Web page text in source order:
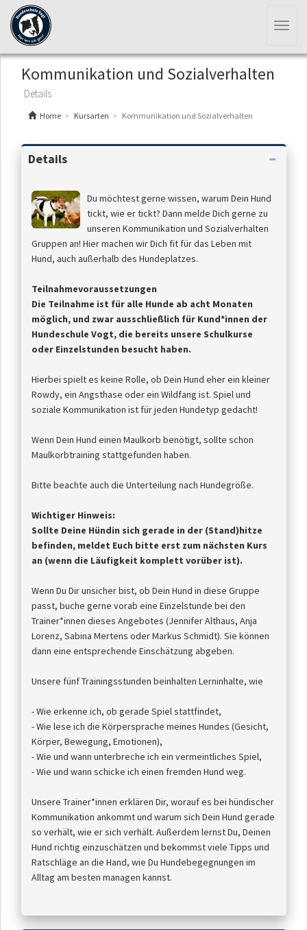
Kommunikation und Sozialverhalten
Details
Home Kursarten Kommunikation und Sozialverhalten
Details
Du möchtest gerne wissen, warum Dein Hund
tickt, wie er tickt? Dann melde Dich gerne zu
unseren Kommunikation und Sozialverhalten
Gruppen an! Hier machen wir Dich fit für das Leben mit
Hund, auch außerhalb des Hundeplatzes.
Teilnahmevoraussetzungen
Die Teilnahme ist für alle Hunde ab acht Monaten
möglich, und zwar ausschließlich für Kund*innen der
Hundeschule Vogt, die bereits unsere Schulkurse
oder Einzelstunden besucht haben.
Hierbei spielt es keine Rolle, ob Dein Hund eher ein kleiner
Rowdy, ein Angsthase oder ein Wildfang ist. Spiel und
soziale Kommunikation ist für jeden Hundetyp gedacht!
Wenn Dein Hund einen Maulkorb benötigt, sollte schon
Maulkorbtraining stattgefunden haben.
Bitte beachte auch die Unterteilung nach Hundegröße.
Wichtiger Hinweis:
Sollte Deine Hündin sich gerade in der (Stand)hitze
befinden, meldet Euch bitte erst zum nächsten Kurs
an (wenn die Läufigkeit komplett vorüber ist).
Wenn Du Dir unsicher bist, ob Dein Hund in diese Gruppe
passt, buche gerne vorab eine Einzelstunde bei den
Trainer*innen dieses Angebotes (Jennifer Althaus, Anja
Lorenz, Sabina Mertens oder Markus Schmidt). Sie können
dann eine entsprechende Einschätzung abgeben.
Unsere fünf Trainingsstunden beinhalten Lerninhalte, wie
- Wie erkenne ich, ob gerade Spiel stattfindet,
- Wie lese ich die Körpersprache meines Hundes (Gesicht,
Körper, Bewegung, Emotionen),
- Wie und wann unterbreche ich ein vermeintliches Spiel,
- Wie und wann schicke ich einen fremden Hund weg.
Unsere Trainer*innen erklären Dir, worauf es bei hündischer
Kommunikation ankommt und warum sich Dein Hund gerade
so verhält, wie er sich verhält. Außerdem lernst Du, Deinen
Hund richtig einzuschätzen und bekommst viele Tipps und
Ratschläge an die Hand, wie Du Hundebegegnungen im
Alltag am besten managen kannst.